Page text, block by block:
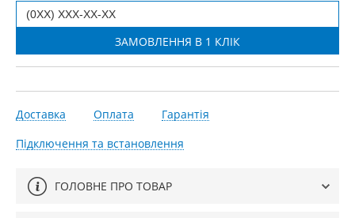
Доставка Оплата
Гарантія
Підключення та встановлення
ГОЛОВНЕ ПРО ТОВАР